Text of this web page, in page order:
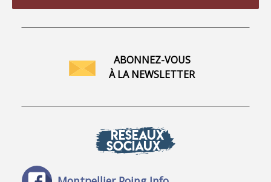
ABONNEZ-VOUS
À LA NEWSLETTER
RÉSEAUX
SOCIAUX